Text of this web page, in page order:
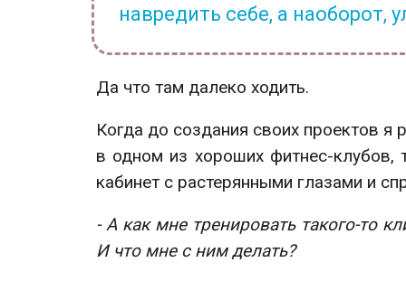
навредить себе, а наоборот,
Да что там далеко ходить.
Когда до создания своих проектов
в одном из хороших фитнес-клубов,
кабинет с растерянными глазами и
- А как мне тренировать такого-то
И что мне с ним делать?